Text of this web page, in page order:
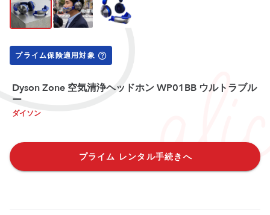
プライム保険適用対象
Dyson Zone 空気清浄ヘッドホン WP01BB ウルトラブル
ー
ダイソン
プライム レンタル手続きへ